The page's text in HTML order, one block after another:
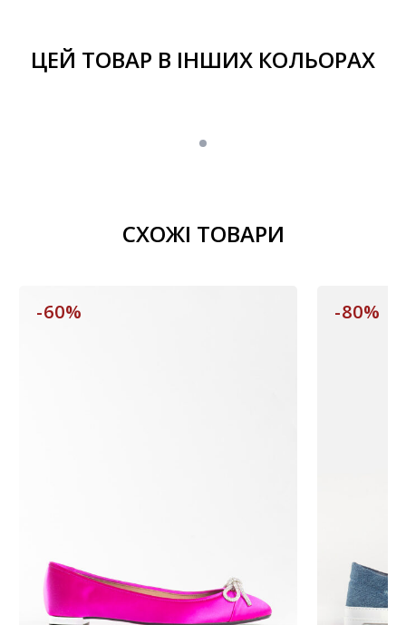
ЦЕЙ ТОВАР В ІНШИХ КОЛЬОРАХ
СХОЖІ ТОВАРИ
-60% -80%